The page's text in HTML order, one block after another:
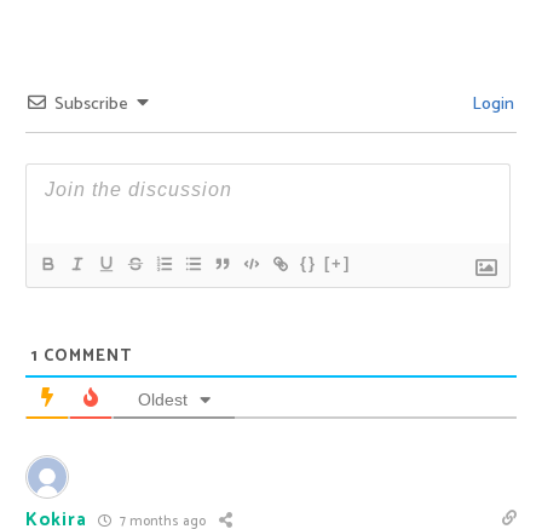
Subscribe Login
{} [+]
1 COMMENT
Oldest
Kokira 7 months ago